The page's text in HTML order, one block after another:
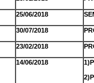
25/06/2018
30/07/2018
23/02/2018
14/06/2018